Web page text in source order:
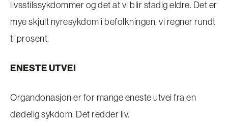
livsstilssykdommer og det at vi blir stadig eldre. Det er
mye skjult nyresykdom i befolkningen, vi regner rundt
ti prosent.
ENESTE UTVEI
Organdonasjon er for mange eneste utvei fra en
dødelig sykdom. Det redder liv.